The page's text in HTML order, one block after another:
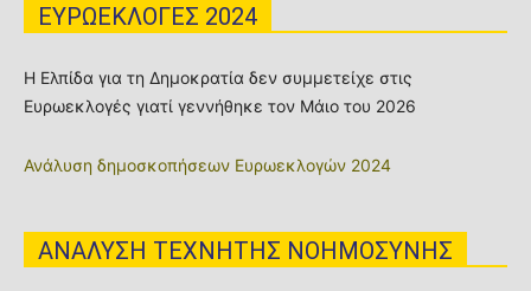
ΕΥΡΩΕΚΛΟΓΕΣ 2024
Η Ελπίδα για τη Δημοκρατία δεν συμμετείχε στις
Ευρωεκλογές γιατί γεννήθηκε τον Μάιο του 2026
Ανάλυση δημοσκοπήσεων Ευρωεκλογών 2024
ΑΝΑΛΥΣΗ ΤΕΧΝΗΤΗΣ ΝΟΗΜΟΣΥΝΗΣ